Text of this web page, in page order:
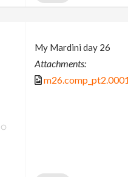
My Mardini day 26
Attachments: